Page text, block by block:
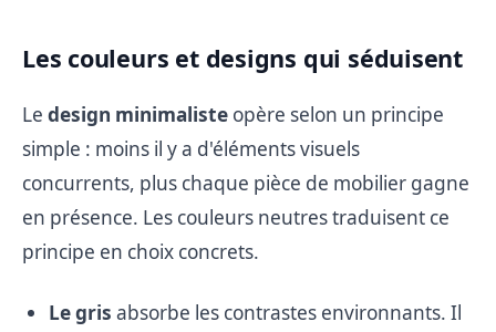
Les couleurs et designs qui séduisent
Le design minimaliste opère selon un principe
simple : moins il y a d'éléments visuels
concurrents, plus chaque pièce de mobilier gagne
en présence. Les couleurs neutres traduisent ce
principe en choix concrets.
Le gris absorbe les contrastes environnants. Il